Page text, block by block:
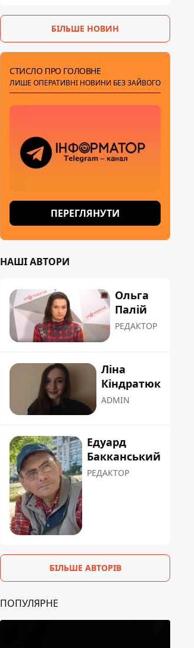
БІЛЬШЕ НОВИН
СТИСЛО ПРО ГОЛОВНЕ
ЛИШЕ ОПЕРАТИВНІ НОВИНИ БЕЗ ЗАЙВОГО
ПЕРЕГЛЯНУТИ
НАШІ АВТОРИ
Ольга
Палій
РЕДАКТОР
Ліна
Кіндратюк
ADMIN
Едуард
Бакканський
РЕДАКТОР
БІЛЬШЕ АВТОРІВ
ПОПУЛЯРНЕ